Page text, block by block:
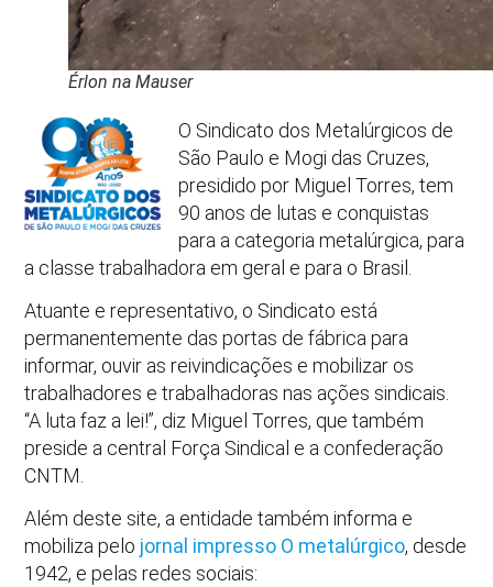
Érlon na Mauser
O Sindicato dos Metalúrgicos de
São Paulo e Mogi das Cruzes,
presidido por Miguel Torres, tem
90 anos de lutas e conquistas
para a categoria metalúrgica, para
a classe trabalhadora em geral e para o Brasil.
Atuante e representativo, o Sindicato está
permanentemente das portas de fábrica para
informar, ouvir as reivindicações e mobilizar os
trabalhadores e trabalhadoras nas ações sindicais.
“A luta faz a lei!”, diz Miguel Torres, que também
preside a central Força Sindical e a confederação
CNTM.
Além deste site, a entidade também informa e
mobiliza pelo jornal impresso O metalúrgico, desde
1942, e pelas redes sociais: